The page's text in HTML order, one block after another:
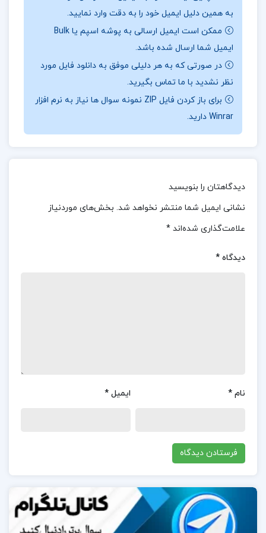
تخصصی مدیریت است.این واژگان به گونه‌ای گردآوری
شده‌اند که به دانشجویان کمک می‌کند تا مفاهیم کلیدی را
بهتر درک کنند و توانایی خود را در استفاده از این
اصطلاحات در محیط‌های علمی و حرفه‌ای ارتقا دهند.این
بخش به ویژه برای کسانی که به دنبال پیشرفت در
زمینه‌های تخصصی مدیریت هستند، بسیار سودمند
است.با این ویژگی‌ها، کتاب نه تنها برای دانشجویانی که در
حال تحصیل در رشته مدیریت هستند،بلکه برای اساتید و
یادگیری هستند،منبعی بی‌نظیر به شمار می‌آید.این کتاب
می‌تواند پل ارتباطی موثری بین دانش نظری و کاربرد عملی
باشد و نقش مهمی در توسعه مهارت‌های مدیریتی ایفا
واژگان تخصصی مدیریت، مورد توجه دانشجویان و اساتید
مهارت زبان انگلیسی یاد کرده‌اند.همچنین، ساختار منظم و
تمرین‌های متنوع این کتاب به دانشجویان کمک می‌کند تا
مفاهیم را به صورت عملی و کاربردی بیاموزند.
در مورد نویسنده کتاب زبان تخصصی مدیریت
به همین دلیل ایمیل خود را به دقت وارد نمایید.
ممکن است ایمیل ارسالی به پوشه اسپم یا Bulk
ایمیل شما ارسال شده باشد.
در صورتی که به هر دلیلی موفق به دانلود فایل مورد
نظر نشدید با ما تماس بگیرید.
برای باز کردن فایل ZIP نمونه سوال ها نیاز به نرم افزار
Winrar دارید.
دیدگاهتان را بنویسید
نشانی ایمیل شما منتشر نخواهد شد. بخش‌های موردنیاز
علامت‌گذاری شده‌اند *
دیدگاه *
نام * ایمیل *